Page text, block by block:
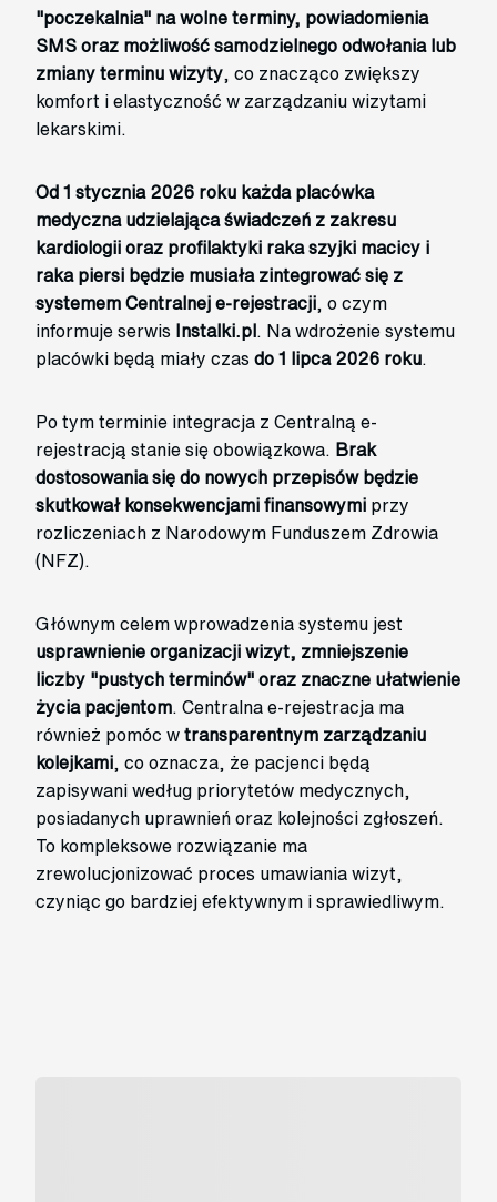
"poczekalnia" na wolne terminy, powiadomienia
SMS oraz możliwość samodzielnego odwołania lub
zmiany terminu wizyty , co znacząco zwiększy
komfort i elastyczność w zarządzaniu wizytami
lekarskimi.
Od 1 stycznia 2026 roku każda placówka
medyczna udzielająca świadczeń z zakresu
kardiologii oraz profilaktyki raka szyjki macicy i
raka piersi będzie musiała zintegrować się z
systemem Centralnej e-rejestracji , o czym
informuje serwis
Instalki.pl
. Na wdrożenie systemu
placówki będą miały czas do 1 lipca 2026 roku
Po tym terminie integracja z Centralną e-
rejestracją stanie się obowiązkowa.
Brak
dostosowania się do nowych przepisów będzie
skutkował konsekwencjami finansowymi przy
rozliczeniach z Narodowym Funduszem Zdrowia
(NFZ).
Głównym celem wprowadzenia systemu jest
usprawnienie organizacji wizyt, zmniejszenie
liczby "pustych terminów" oraz znaczne ułatwienie
życia pacjentom . Centralna e-rejestracja ma
również pomóc w transparentnym zarządzaniu
kolejkami , co oznacza, że pacjenci będą
zapisywani według priorytetów medycznych,
posiadanych uprawnień oraz kolejności zgłoszeń.
To kompleksowe rozwiązanie ma
zrewolucjonizować proces umawiania wizyt,
czyniąc go bardziej efektywnym i sprawiedliwym.